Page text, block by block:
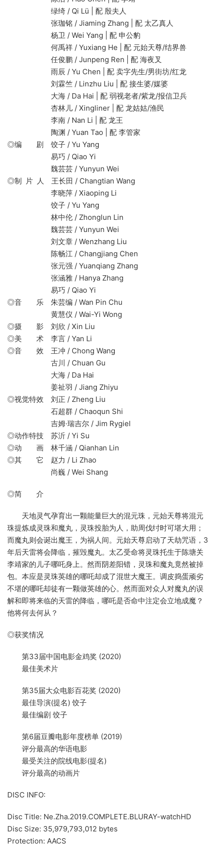
绿绮 / Qi Lü | 配 殷夫人
张珈铭 / Jiaming Zhang | 配 太乙真人
杨卫 / Wei Yang | 配 申公豹
何禹祥 / Yuxiang He | 配 元始天尊/结界兽
任俊鹏 / Junpeng Ren | 配 海夜叉
雨辰 / Yu Chen | 配 卖字先生/男街坊/红龙
刘霖竺 / Linzhu Liu | 配 接生婆/媒婆
大海 / Da Hai | 配 弱视老者/紫龙/报信卫兵
杏林儿 / Xingliner | 配 龙姑姑/渔民
李南 / Nan Li | 配 龙王
陶渊 / Yuan Tao | 配 李管家
◎编 剧 饺子 / Yu Yang
易巧 / Qiao Yi
魏芸芸 / Yunyun Wei
◎制 片 人 王长田 / Changtian Wang
李晓萍 / Xiaoping Li
饺子 / Yu Yang
林中伦 / Zhonglun Lin
魏芸芸 / Yunyun Wei
刘文章 / Wenzhang Liu
陈畅江 / Changjiang Chen
张元强 / Yuanqiang Zhang
张涵雅 / Hanya Zhang
易巧 / Qiao Yi
◎音 乐 朱芸编 / Wan Pin Chu
黄慧仪 / Wai-Yi Wong
◎摄 影 刘欣 / Xin Liu
◎美 术 李言 / Yan Li
◎音 效 王冲 / Chong Wang
古川 / Chuan Gu
大海 / Da Hai
姜祉羽 / Jiang Zhiyu
◎视觉特效 刘正 / Zheng Liu
石超群 / Chaoqun Shi
吉姆·瑞吉尔 / Jim Rygiel
◎动作特技 苏沂 / Yi Su
◎动 画 林千涵 / Qianhan Lin
◎其 它 赵力 / Li Zhao
尚巍 / Wei Shang
◎简 介
天地灵气孕育出一颗能量巨大的混元珠，元始天尊将混元
珠提炼成灵珠和魔丸，灵珠投胎为人，助周伐纣时可堪大用；
而魔丸则会诞出魔王，为祸人间。元始天尊启动了天劫咒语，3
年后天雷将会降临，摧毁魔丸。太乙受命将灵珠托生于陈塘关
李靖家的儿子哪吒身上。然而阴差阳错，灵珠和魔丸竟然被掉
包。本应是灵珠英雄的哪吒却成了混世大魔王。调皮捣蛋顽劣
不堪的哪吒却徒有一颗做英雄的心。然而面对众人对魔丸的误
解和即将来临的天雷的降临，哪吒是否命中注定会立地成魔？
他将何去何从？
◎获奖情况
第33届中国电影金鸡奖 (2020)
最佳美术片
第35届大众电影百花奖 (2020)
最佳导演(提名) 饺子
最佳编剧 饺子
第6届豆瓣电影年度榜单 (2019)
评分最高的华语电影
最受关注的院线电影(提名)
评分最高的动画片
DISC INFO:
Disc Title: Ne.Zha.2019.COMPLETE.BLURAY-watchHD
Disc Size: 35,979,793,012 bytes
Protection: AACS